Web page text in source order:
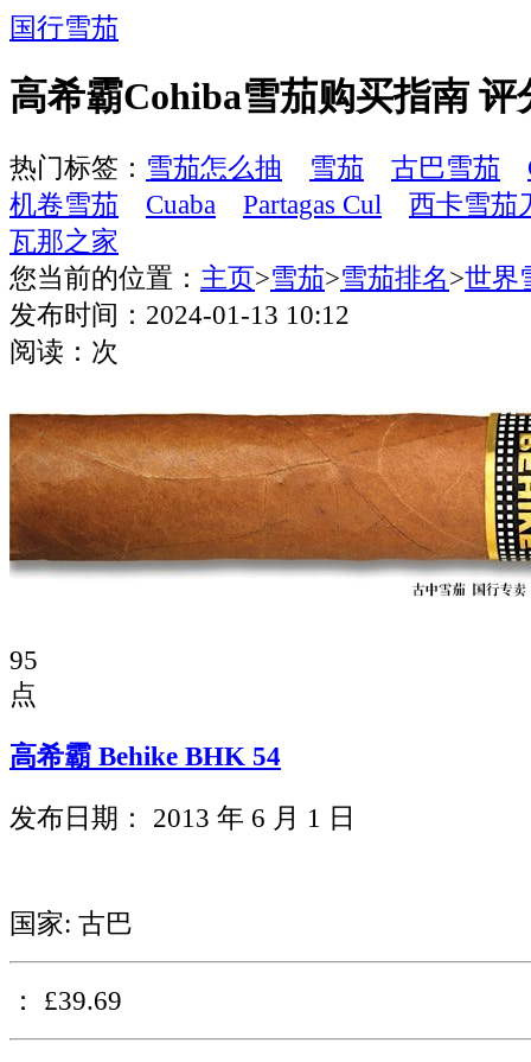
国行雪茄
高希霸Cohiba雪茄购买指南 评
热门标签： 雪茄怎么抽 雪茄 古巴雪茄
机卷雪茄
Cuaba Partagas Cul
西卡雪茄
瓦那之家
您当前的位置： 主页>雪茄>雪茄排名>世界
发布时间：2024-01-13 10:12
阅读： 次
95
点
高希霸 Behike BHK 54
发布日期： 2013 年 6 月 1 日
国家: 古巴
： £39.69